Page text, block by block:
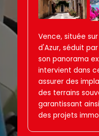
Vence, située
d'Azur, séduit
son panorama
intervient dans
assurer des
des terrains
garantissant
des projets